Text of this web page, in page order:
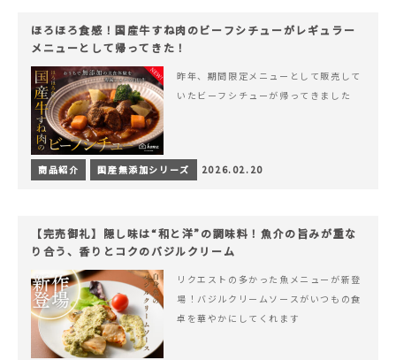
ほろほろ食感！国産牛すね肉のビーフシチューがレギュラー
メニューとして帰ってきた！
昨年、期間限定メニューとして販売して
いたビーフシチューが帰ってきました
商品紹介 国産無添加シリーズ 2026.02.20
【完売御礼】隠し味は“和と洋”の調味料！魚介の旨みが重な
り合う、香りとコクのバジルクリーム
リクエストの多かった魚メニューが新登
場！バジルクリームソースがいつもの食
卓を華やかにしてくれます